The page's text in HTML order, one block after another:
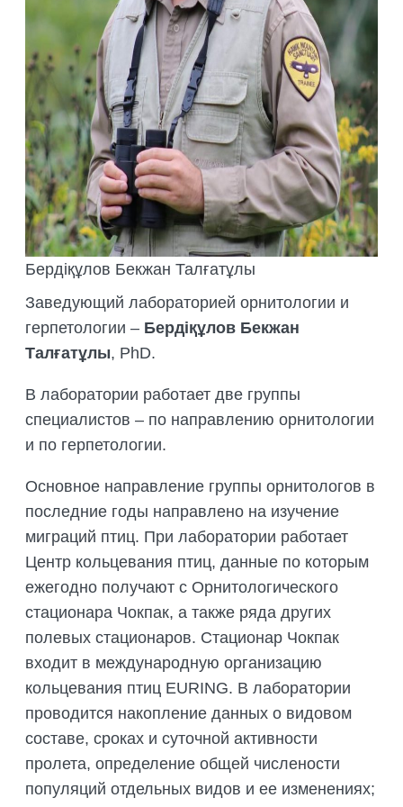
ОБОСНОВАНИЙ
ОРГАНИЗАЦИЯ ТРЕНИНГОВ И
СЕМИНАРОВ, ПОЛЕВЫХ ЭКСКУРСИЙ
ОРГАНИЗАЦИЯ ПОЛЕВЫХ ПРАКТИК,
СТАЖИРОВОК
СОВМЕСТНО С НАУЧНЫМ
ОБЩЕСТВОМ ТЕТИС
СЕЛЕВИНИЯ
SAIGA NEWS
Бердіқұлов Бекжан Талғатұлы
Заведующий лабораторией орнитологии и
герпетологии – Бердіқұлов Бекжан
Талғатұлы, PhD.
В лаборатории работает две группы
специалистов – по направлению орнитологии
и по герпетологии.
Основное направление группы орнитологов в
последние годы направлено на изучение
миграций птиц. При лаборатории работает
Центр кольцевания птиц, данные по которым
ежегодно получают с Орнитологического
стационара Чокпак, а также ряда других
полевых стационаров. Стационар Чокпак
входит в международную организацию
кольцевания птиц EURING. В лаборатории
проводится накопление данных о видовом
составе, сроках и суточной активности
пролета, определение общей числености
популяций отдельных видов и ее изменениях;